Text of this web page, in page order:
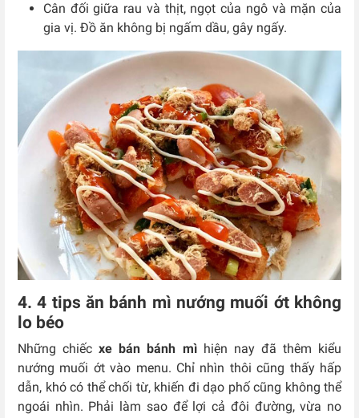
Cân đối giữa rau và thịt, ngọt của ngô và mặn của
gia vị. Đồ ăn không bị ngấm dầu, gây ngấy.
4. 4 tips ăn bánh mì nướng muối ớt không
lo béo
Những chiếcxe bán bánh mìhiện nay đã thêm kiểu
nướng muối ớt vào menu. Chỉ nhìn thôi cũng thấy hấp
dẫn, khó có thể chối từ, khiến đi dạo phố cũng không thể
ngoái nhìn. Phải làm sao để lợi cả đôi đường, vừa no